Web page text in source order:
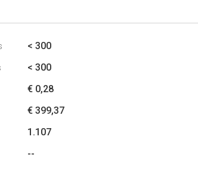
< 300
< 300
€ 0,28
€ 399,37
1.107
--